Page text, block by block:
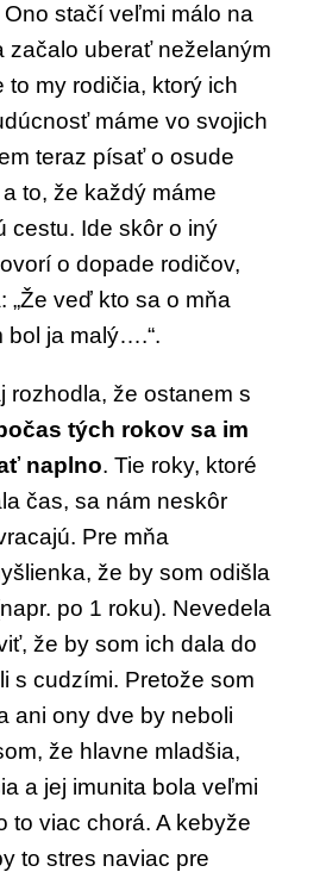
Ono stačí veľmi málo na
začalo uberať neželaným
to my rodičia, ktorý ich
máme vo svojich
teraz písať o osude
to, že každý máme
cestu. Ide skôr o iný
o dopade rodičov,
„Že veď kto sa o mňa
bol ja malý….“.
rozhodla, že ostanem s
tých rokov sa im
naplno. Tie roky, ktoré
čas, sa nám neskôr
Pre mňa
že by som odišla
po 1 roku). Nevedela
že by som ich dala do
s cudzími. Pretože som
ani ony dve by neboli
že hlavne mladšia,
a jej imunita bola veľmi
to viac chorá. A kebyže
to stres naviac pre